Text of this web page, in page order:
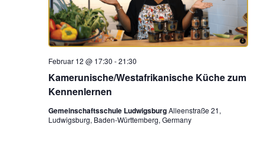
Kamerunische/Westafrikanische Küche zum
Kennenlernen
Februar 12 @ 17:30 -21:30
Gemeinschaftsschule LudwigsburgAlleenstraße 21,
Ludwigsburg, Baden-Württemberg, Germany